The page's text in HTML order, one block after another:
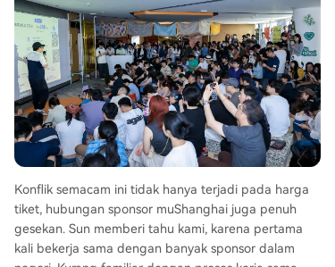
Konflik semacam ini tidak hanya terjadi pada harga
tiket, hubungan sponsor muShanghai juga penuh
gesekan. Sun memberi tahu kami, karena pertama
kali bekerja sama dengan banyak sponsor dalam